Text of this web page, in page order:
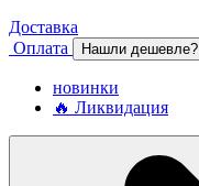
Доставка
Оплата
Нашли дешевле?
новинки
🔥 Ликвидация